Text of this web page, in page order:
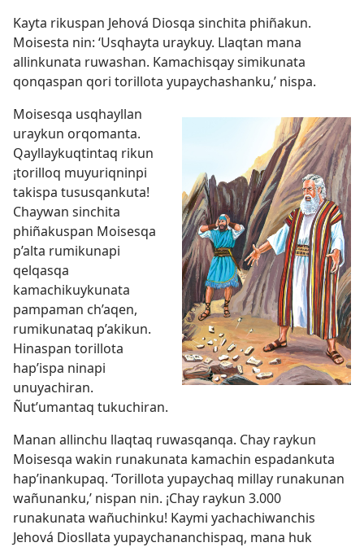
Kayta rikuspan Jehová Diosqa sinchita phiñakun.
Moisesta nin: ‘Usqhayta uraykuy. Llaqtan mana
allinkunata ruwashan. Kamachisqay simikunata
qonqaspan qori torillota yupaychashanku,’ nispa.
Moisesqa usqhayllan
uraykun orqomanta.
Qayllaykuqtintaq rikun
¡torilloq muyuriqninpi
takispa tususqankuta!
Chaywan sinchita
phiñakuspan Moisesqa
p’alta rumikunapi
qelqasqa
kamachikuykunata
pampaman ch’aqen,
rumikunataq p’akikun.
Hinaspan torillota
hap’ispa ninapi
unuyachiran.
Ñut’umantaq tukuchiran.
Manan allinchu llaqtaq ruwasqanqa. Chay raykun
Moisesqa wakin runakunata kamachin espadankuta
hap’inankupaq. ‘Torillota yupaychaq millay runakunan
wañunanku,’ nispan nin. ¡Chay raykun 3.000
runakunata wañuchinku! Kaymi yachachiwanchis
Jehová Diosllata yupaychananchispaq, mana huk